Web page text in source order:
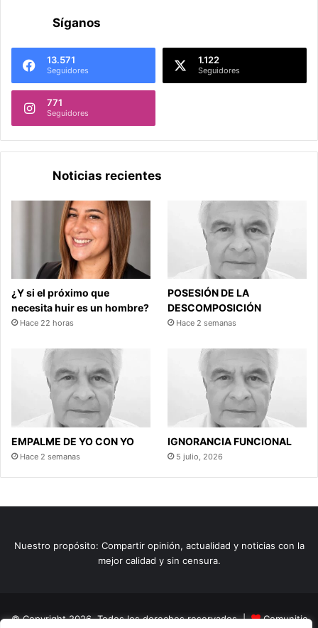
Síganos
13.571
Seguidores
1.122
Seguidores
771
Seguidores
Noticias recientes
¿Y si el próximo que
necesita huir es un hombre?
Hace 22 horas
POSESIÓN DE LA
DESCOMPOSICIÓN
Hace 2 semanas
EMPALME DE YO CON YO
Hace 2 semanas
IGNORANCIA FUNCIONAL
5 julio, 2026
Nuestro propósito: Compartir opinión, actualidad y noticias con la
mejor calidad y sin censura.
© Copyright 2026, Todos los derechos reservados | Comunitic